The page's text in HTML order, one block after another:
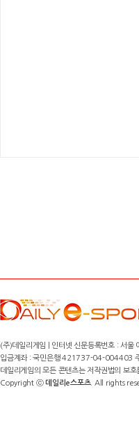
(주)데일리게임 | 인터넷 신문등록번호 : 서
입금계좌 : 국민은행 421737-04-004403
데일리게임의 모든 콘텐츠는 저작권법의 보
Copyright ⓒ데일리e스포츠. All rights